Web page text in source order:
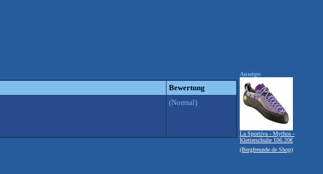
Bewertung
(Normal)
Anzeige:
La Sportiva - Mythos -
Kletterschuhe 106.20€
(Bergfreunde.de Shop)